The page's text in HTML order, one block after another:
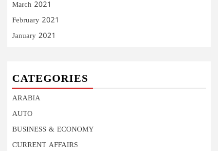
March 2021
February 2021
January 2021
CATEGORIES
ARABIA
AUTO
BUSINESS & ECONOMY
CURRENT AFFAIRS